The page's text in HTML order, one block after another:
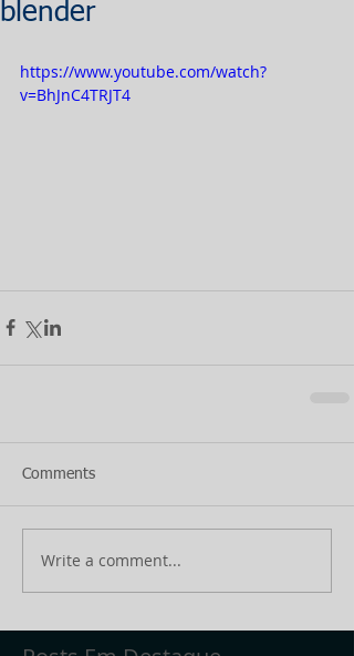
blender
https://www.youtube.com/watch?
v=BhJnC4TRJT4
Comments
Write a comment...